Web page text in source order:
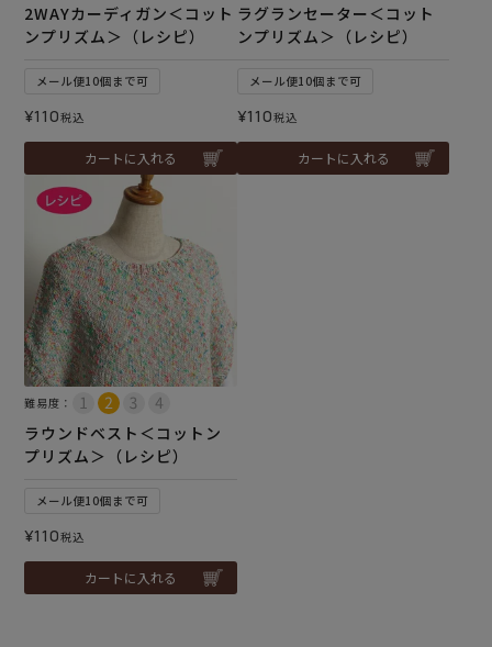
2WAYカーディガン＜コット
ンプリズム＞（レシピ）
メール便10個まで可
¥110税込
カートに入れる
ラグランセーター＜コット
ンプリズム＞（レシピ）
メール便10個まで可
¥110税込
カートに入れる
難易度：
ラウンドベスト＜コットン
プリズム＞（レシピ）
メール便10個まで可
¥110税込
カートに入れる